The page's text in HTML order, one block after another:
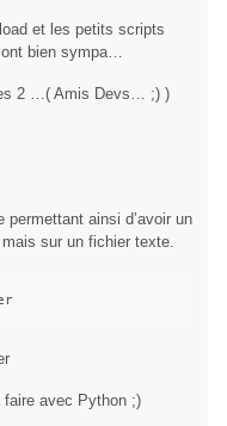
et les petits scripts
bien sympa…
2 …( Amis Devs… ;) )
permettant ainsi d’avoir un
sur un fichier texte.
nohup python -m SimpleHTTPServer
faire avec Python ;)